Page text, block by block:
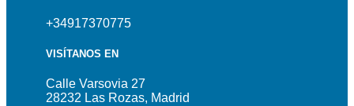
+34917370775
VISÍTANOS EN
Calle Varsovia 27
28232 Las Rozas, Madrid